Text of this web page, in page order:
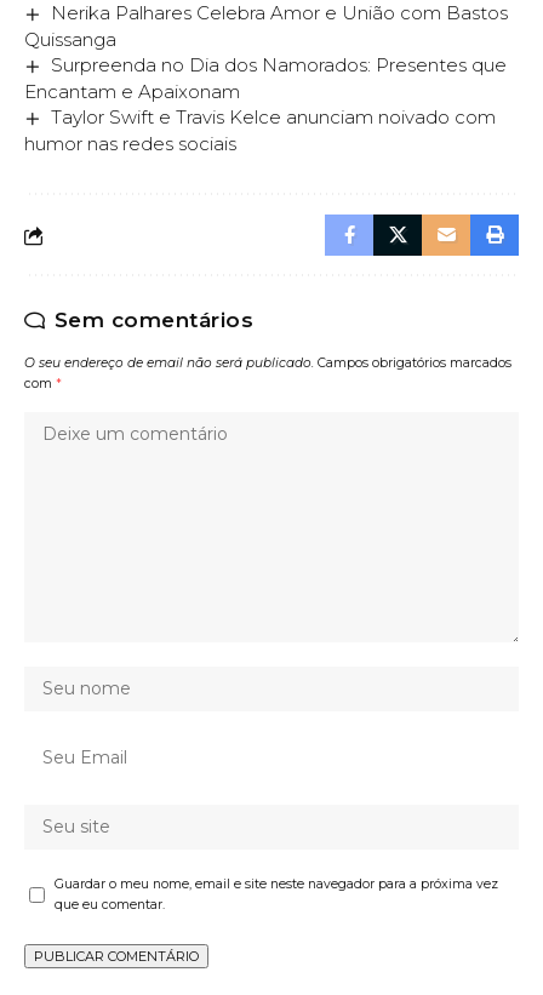
Nerika Palhares Celebra Amor e União com Bastos
Quissanga
Surpreenda no Dia dos Namorados: Presentes que
Encantam e Apaixonam
Taylor Swift e Travis Kelce anunciam noivado com
humor nas redes sociais
Sem comentários
O seu endereço de email não será publicado. Campos obrigatórios marcados
com *
Guardar o meu nome, email e site neste navegador para a próxima vez
que eu comentar.